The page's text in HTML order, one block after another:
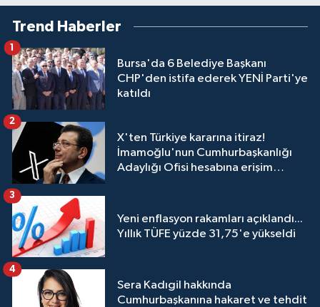
Trend Haberler
Bursa'da 6 Belediye Başkanı
CHP'den istifa ederek YENİ Parti'ye
katıldı
1
X'ten Türkiye kararına itiraz!
İmamoğlu'nun Cumhurbaşkanlığı
Adaylığı Ofisi hesabına erişim
2
Yeni enflasyon rakamları açıklandı...
Yıllık TÜFE yüzde 31,75'e yükseldi
3
Sera Kadıgil hakkında
Cumhurbaşkanına hakaret ve tehdit
4